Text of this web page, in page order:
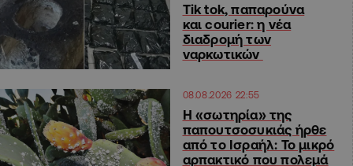
Tik tok, παπαρούνα
και courier: η νέα
διαδρομή των
ναρκωτικών
08.08.2026 22:55
Η «σωτηρία» της
παπουτσοσυκιάς ήρθε
από το Ισραήλ: Το μικρό
αρπακτικό που πολεμά